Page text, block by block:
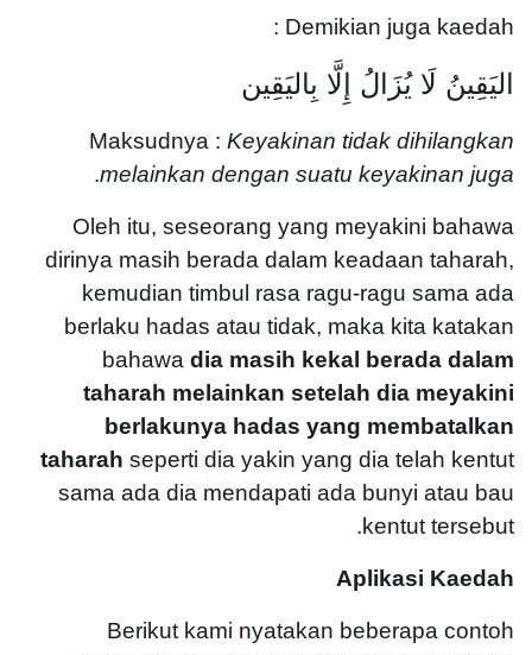
Demikian juga kaedah :
اليَقِينُ لَا يُزَالُ إِلَّا بِاليَقِين
Maksudnya : Keyakinan tidak dihilangkan
melainkan dengan suatu keyakinan juga
.
Oleh itu, seseorang yang meyakini bahawa
dirinya masih berada dalam keadaan taharah,
kemudian timbul rasa ragu-ragu sama ada
berlaku hadas atau tidak, maka kita katakan
bahawa dia masih kekal berada dalam
taharah melainkan setelah dia meyakini
berlakunya hadas yang membatalkan
taharah seperti dia yakin yang dia telah kentut
sama ada dia mendapati ada bunyi atau bau
kentut tersebut.
Aplikasi Kaedah
Berikut kami nyatakan beberapa contoh